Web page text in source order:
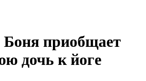
приобщает
дочь к йоге